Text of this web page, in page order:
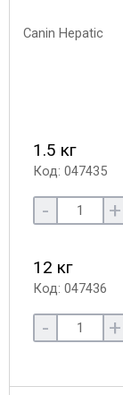
1.5 кг
Код: 047435
- +
12 кг
Код: 047436
- +